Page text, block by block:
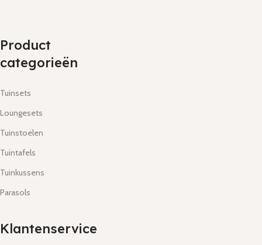
Product
categorieën
Tuinsets
Loungesets
Tuinstoelen
Tuintafels
Tuinkussens
Parasols
Klantenservice